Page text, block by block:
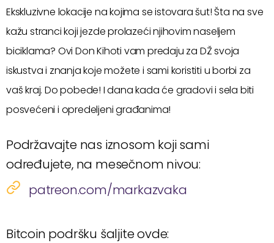
Ekskluzivne lokacije na kojima se istovara šut! Šta na sve
kažu stranci koji jezde prolazeći njihovim naseljem
biciklama? Ovi Don Kihoti vam predaju za DŽ svoja
iskustva i znanja koje možete i sami koristiti u borbi za
vaš kraj. Do pobede! I dana kada će gradovi i sela biti
posvećeni i opredeljeni građanima!
Podržavajte nas iznosom koji sami
određujete, na mesečnom nivou:
patreon.com/markazvaka
Bitcoin podršku šaljite ovde: